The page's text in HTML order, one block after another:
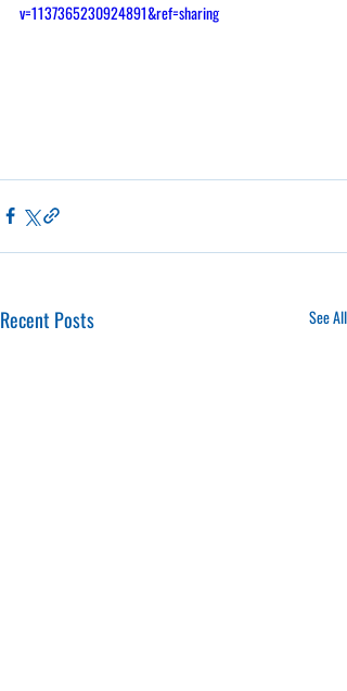
v=1137365230924891&ref=sharing
Recent Posts See All